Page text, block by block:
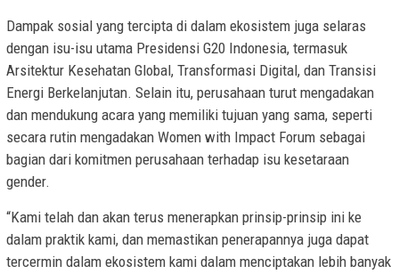
Dampak sosial yang tercipta di dalam ekosistem juga selaras
dengan isu-isu utama Presidensi G20 Indonesia, termasuk
Arsitektur Kesehatan Global, Transformasi Digital, dan Transisi
Energi Berkelanjutan. Selain itu, perusahaan turut mengadakan
dan mendukung acara yang memiliki tujuan yang sama, seperti
secara rutin mengadakan Women with Impact Forum sebagai
bagian dari komitmen perusahaan terhadap isu kesetaraan
gender.
“Kami telah dan akan terus menerapkan prinsip-prinsip ini ke
dalam praktik kami, dan memastikan penerapannya juga dapat
tercermin dalam ekosistem kami dalam menciptakan lebih banyak